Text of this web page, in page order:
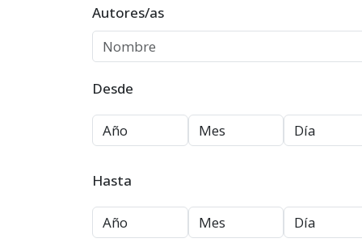
Autores/as
Desde
Hasta